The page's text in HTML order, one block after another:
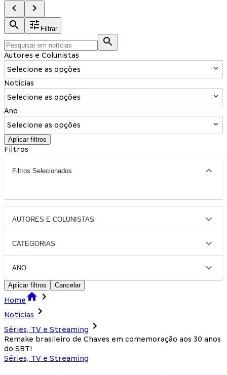
Filtrar
Autores e Colunistas
Selecione as opções
Notícias
Selecione as opções
Ano
Selecione as opções
Aplicar filtros
Filtros
Filtros Selecionados
AUTORES E COLUNISTAS
CATEGORIAS
ANO
Aplicar filtros Cancelar
Home
Notícias
Séries, TV e Streaming
Remake brasileiro de Chaves em comemoração aos 30 anos
do SBT!
Séries, TV e Streaming